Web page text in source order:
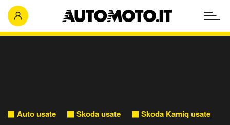
Auto usate Skoda usate Skoda Kamiq usate